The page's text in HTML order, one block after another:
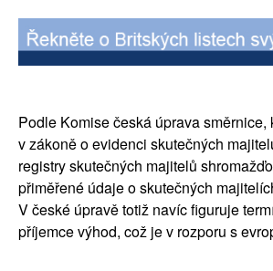
Podle Komise česká úprava směrnice,
v zákoně o evidenci skutečných
registry skutečných majitelů
přiměřené údaje o skutečných
V české úpravě totiž navíc figuruje
příjemce výhod, což je v rozporu s